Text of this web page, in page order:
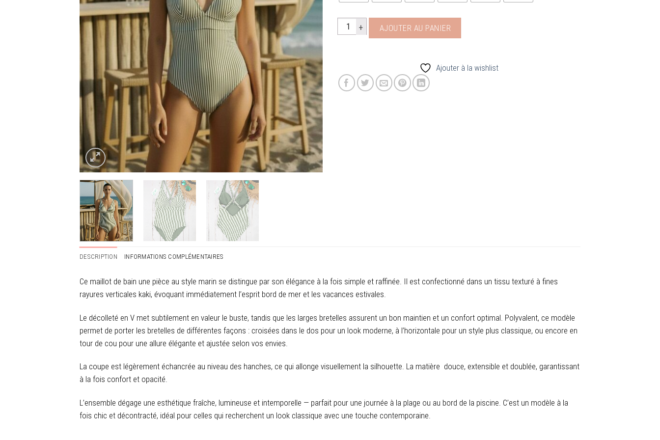
quantité de maillot 1 pieceAJOUTER AU PANIER
Ajouter à la wishlist
DESCRIPTION INFORMATIONS COMPLÉMENTAIRES
Ce maillot de bain une pièce au style marin se distingue par son élégance à la fois simple et raffinée. Il est confectionné dans un tissu texturé à fines
rayures verticales kaki, évoquant immédiatement l’esprit bord de mer et les vacances estivales.
Le décolleté en V met subtilement en valeur le buste, tandis que les larges bretelles assurent un bon maintien et un confort optimal. Polyvalent, ce modèle
permet de porter les bretelles de différentes façons : croisées dans le dos pour un look moderne, à l’horizontale pour un style plus classique, ou encore en
tour de cou pour une allure élégante et ajustée selon vos envies.
La coupe est légèrement échancrée au niveau des hanches, ce qui allonge visuellement la silhouette. La matière douce, extensible et doublée, garantissant
à la fois confort et opacité.
L’ensemble dégage une esthétique fraîche, lumineuse et intemporelle — parfait pour une journée à la plage ou au bord de la piscine. C’est un modèle à la
fois chic et décontracté, idéal pour celles qui recherchent un look classique avec une touche contemporaine.